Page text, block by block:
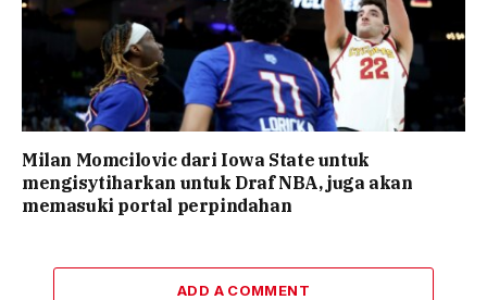
Milan Momcilovic dari Iowa State untuk
mengisytiharkan untuk Draf NBA, juga akan
memasuki portal perpindahan
ADD A COMMENT